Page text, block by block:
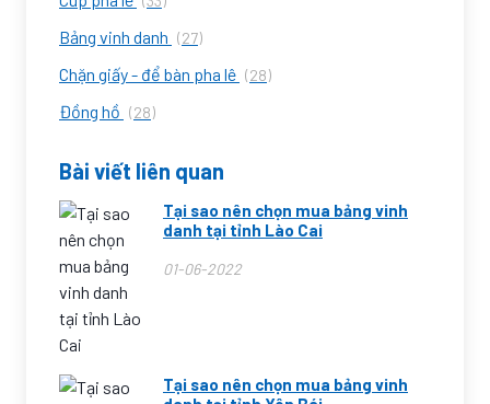
Bảng vinh danh (27)
Chặn giấy - để bàn pha lê (28)
Đồng hồ (28)
Bài viết liên quan
Tại sao nên chọn mua bảng vinh
danh tại tỉnh Lào Cai
01-06-2022
Tại sao nên chọn mua bảng vinh